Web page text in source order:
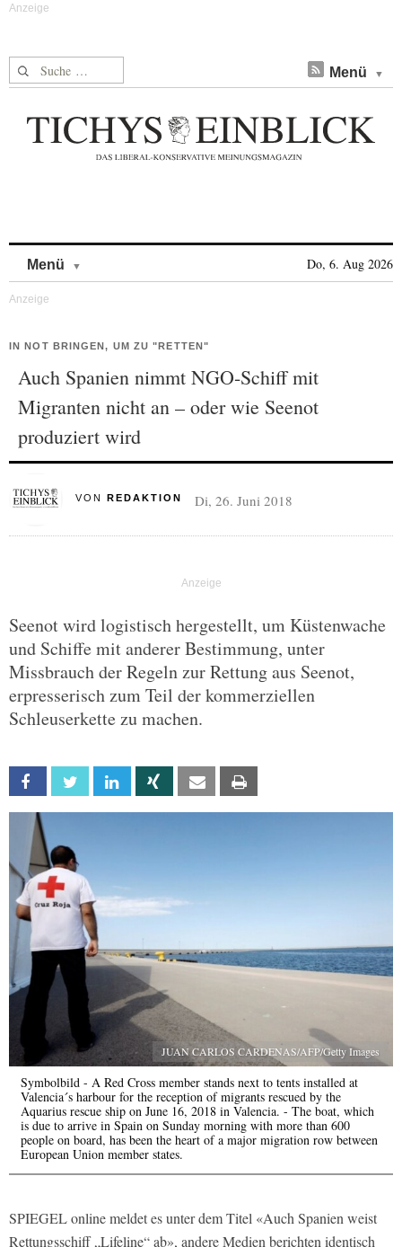
Suche nach: Menü
Menü Do, 6. Aug 2026
IN NOT BRINGEN, UM ZU "RETTEN"
Auch Spanien nimmt NGO-Schiff mit
Migranten nicht an – oder wie Seenot
produziert wird
VON REDAKTION Di, 26. Juni 2018
Seenot wird logistisch hergestellt, um Küstenwache
und Schiffe mit anderer Bestimmung, unter
Missbrauch der Regeln zur Rettung aus Seenot,
erpresserisch zum Teil der kommerziellen
Schleuserkette zu machen.
Facebook Twitter Linkedin Xing Email
JUAN CARLOS CARDENAS/AFP/Getty Images
Symbolbild - A Red Cross member stands next to tents installed at
Valencia´s harbour for the reception of migrants rescued by the
Aquarius rescue ship on June 16, 2018 in Valencia. - The boat, which
is due to arrive in Spain on Sunday morning with more than 600
people on board, has been the heart of a major migration row between
European Union member states.
SPIEGEL online meldet es unter dem Titel «Auch Spanien weist
Rettungsschiff „Lifeline“ ab», andere Medien berichten identisch